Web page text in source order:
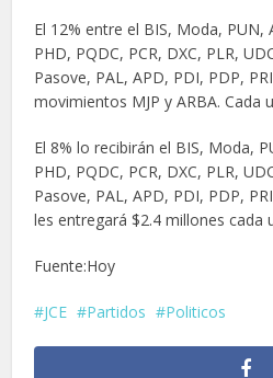
El 12% entre el BIS, Moda, PUN,
PHD, PQDC, PCR, DXC, PLR,
Pasove, PAL, APD, PDI, PDP,
movimientos MJP y ARBA. Cada
El 8% lo recibirán el BIS, Moda,
PHD, PQDC, PCR, DXC, PLR,
Pasove, PAL, APD, PDI, PDP,
les entregará $2.4 millones cada
Fuente:Hoy
JCE Partidos Politicos